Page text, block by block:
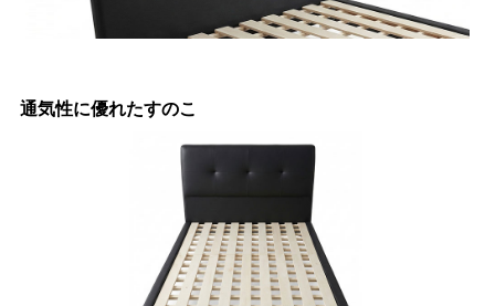
通気性に優れたすのこ